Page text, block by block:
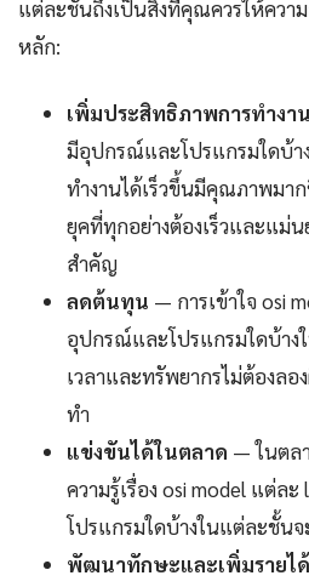
แต่ละชั้นถึงเป็นสิ่งที่คุณควรให้ควา
หลัก:
เพิ่มประสิทธิภาพการทำงาน
มีอุปกรณ์และโปรแกรมใดบ้
ทำงานได้เร็วขึ้นมีคุณภาพม
ยุคที่ทุกอย่างต้องเร็วและแม่
สำคัญ
ลดต้นทุน — การเข้าใจ osi
อุปกรณ์และโปรแกรมใดบ้า
เวลาและทรัพยากรไม่ต้องล
ทำ
แข่งขันได้ในตลาด — ในตล
ความรู้เรื่อง osi model แต่ล
โปรแกรมใดบ้างในแต่ละชั้น
พัฒนาทักษะและเพิ่มรายได้